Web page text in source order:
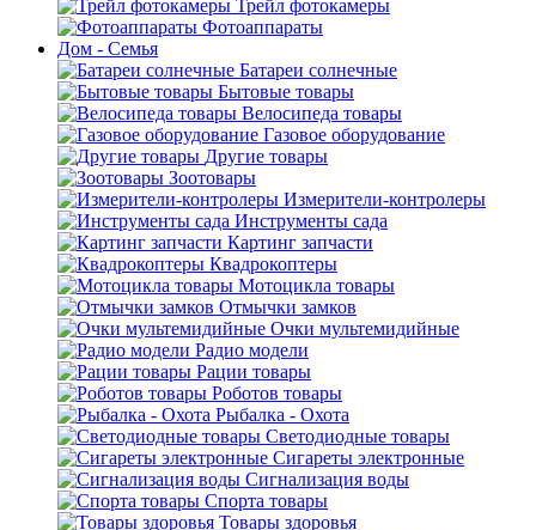
Трейл фотокамеры
Фотоаппараты
Дом - Семья
Батареи солнечные
Бытовые товары
Велосипеда товары
Газовое оборудование
Другие товары
Зоотовары
Измерители-контролеры
Инструменты сада
Картинг запчасти
Квадрокоптеры
Мотоцикла товары
Отмычки замков
Очки мультемидийные
Радио модели
Рации товары
Роботов товары
Рыбалка - Охота
Светодиодные товары
Сигареты электронные
Сигнализация воды
Спорта товары
Товары здоровья